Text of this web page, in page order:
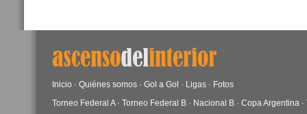
Inicio · Quiénes somos · Gol a Gol · Ligas · Fotos
Torneo Federal A· Torneo Federal B · Nacional B · Copa Argentina ·